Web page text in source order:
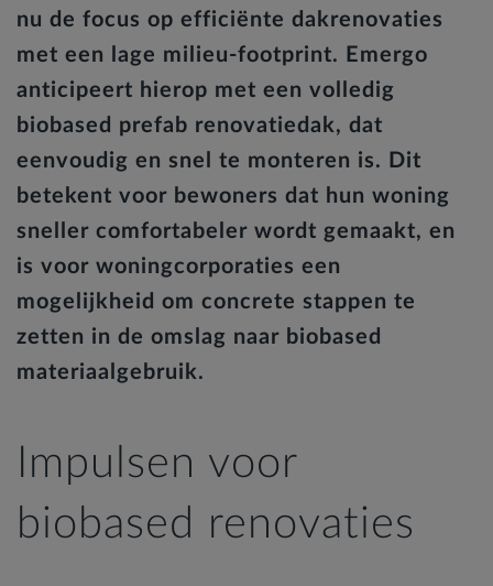
nu de focus op efficiënte dakrenovaties
met een lage milieu-footprint. Emergo
anticipeert hierop met een volledig
biobased prefab renovatiedak, dat
eenvoudig en snel te monteren is. Dit
betekent voor bewoners dat hun woning
sneller comfortabeler wordt gemaakt, en
is voor woningcorporaties een
mogelijkheid om concrete stappen te
zetten in de omslag naar biobased
materiaalgebruik.
Impulsen voor
biobased renovaties